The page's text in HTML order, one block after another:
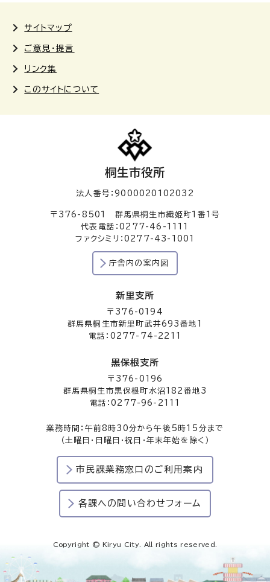
サイトマップ
ご意見・提言
リンク集
このサイトについて
桐生市役所
法人番号：9000020102032
〒376-8501 群馬県桐生市織姫町1番1号
代表電話：0277-46-1111
ファクシミリ：0277-43-1001
庁舎内の案内図
新里支所
〒376-0194
群馬県桐生市新里町武井693番地1
電話：0277-74-2211
黒保根支所
〒376-0196
群馬県桐生市黒保根町水沼182番地3
電話：0277-96-2111
業務時間：午前8時30分から午後5時15分まで
（土曜日・日曜日・祝日・年末年始を除く）
市民課業務窓口のご利用案内
各課への問い合わせフォーム
Copyright © Kiryu City. All rights reserved.